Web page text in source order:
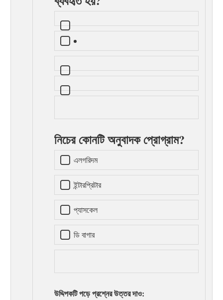
নিচের কোনটি অনুবাদক প্রোগ্রাম?
এলগরিদম
ইন্টারপ্রিটার
প্যাসকেল
ডি বাগার
উদ্দিপকটি পড়ে প্রশ্নের উত্তর দাও: